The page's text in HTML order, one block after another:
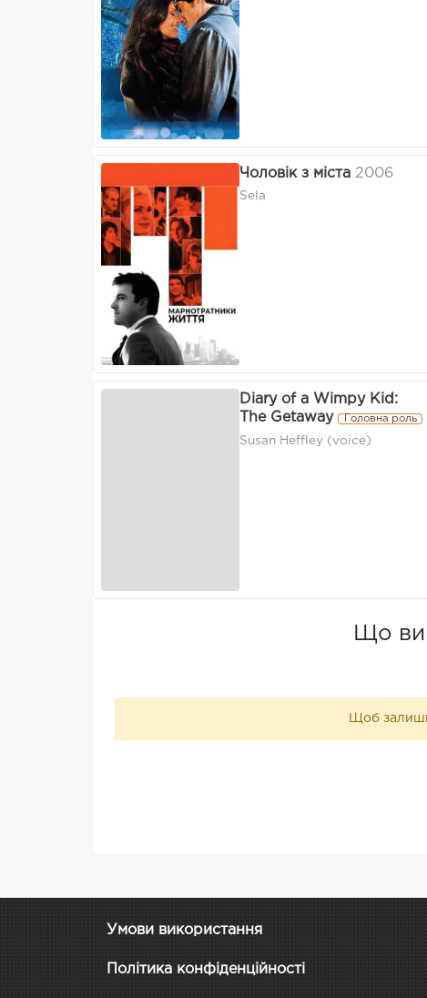
Чоловік з міста 2006
Sela
Diary of a Wimpy Kid:
The Getaway
Головна роль
Susan Heffley (voice)
Що ви
Щоб
Умови використання
Політика конфіденційності